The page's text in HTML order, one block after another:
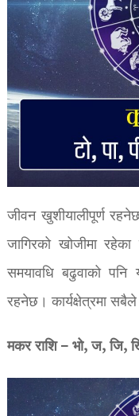
जीवन खुशीयालीपूर्ण
जागिरको खोजीमा
समयावधि बढुवाको
रहनेछ। कार्यक्षेत्रमा
मकर राशि – भो, ज,